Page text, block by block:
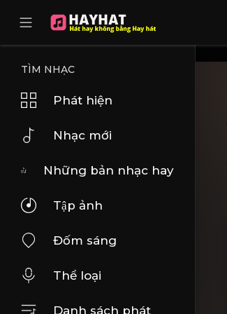
TÌM NHẠC
Phát hiện
Nhạc mới
Những bản nhạc hay
Tập ảnh
Đốm sáng
Thể loại
Danh sách phát